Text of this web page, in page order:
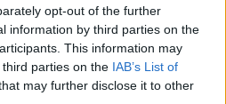
opt-out of the further
information by third parties on the
This information may
parties on the IAB’s List of
may further disclose it to other
gått åt vilket håll som helst".